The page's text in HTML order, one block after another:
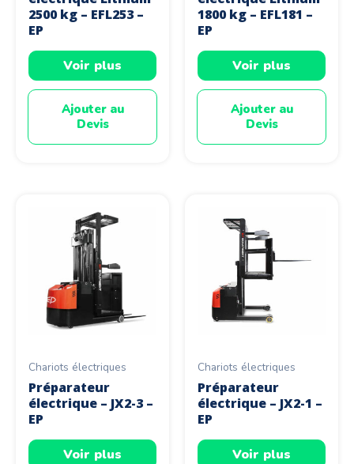
2500 kg – EFL253 –
EP
Voir plus
Ajouter au
Devis
1800 kg – EFL181 –
EP
Voir plus
Ajouter au
Devis
Chariots électriques
Préparateur
électrique – JX2-3 –
EP
Voir plus
Chariots électriques
Préparateur
électrique – JX2-1 –
EP
Voir plus